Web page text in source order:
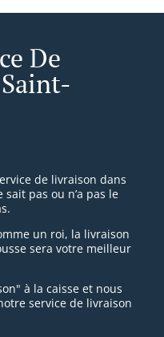
De
de livraison dans
pas ou n’a pas le
un roi, la livraison
sera votre meilleur
à la caisse et nous
service de livraison